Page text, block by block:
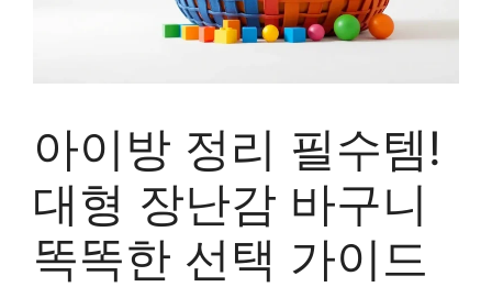
아이방 정리 필수템!
대형 장난감 바구니
똑똑한 선택 가이드